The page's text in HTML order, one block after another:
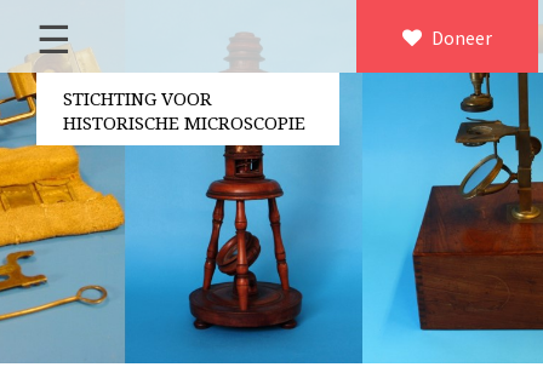
×
Home
Over ons
Contact
Bestuur
Vrijwilligers
Partners
Jaarverslagen
Microscopen
Doneer
☰
STICHTING VOOR
HISTORISCHE MICROSCOPIE